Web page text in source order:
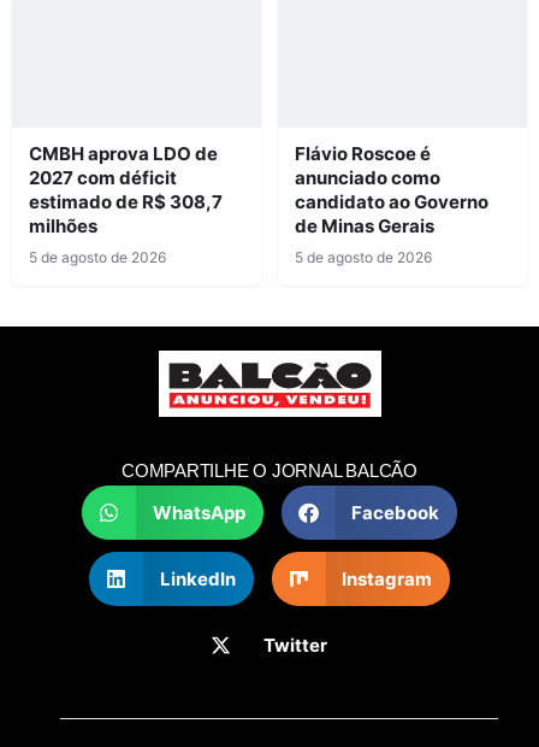
CMBH aprova LDO de
2027 com déficit
estimado de R$ 308,7
milhões
5 de agosto de 2026
Flávio Roscoe é
anunciado como
candidato ao Governo
de Minas Gerais
5 de agosto de 2026
COMPARTILHE O JORNAL BALCÃO
WhatsApp Facebook
LinkedIn Instagram
Twitter